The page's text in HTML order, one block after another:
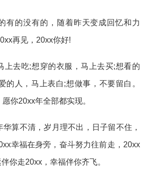
有的没有的，随着昨天变成回忆和力
再见，20xx你好!
上去吃;想穿的衣服，马上去买;想看的
的人，马上表白;想做事，不要留白。
你20xx年全部都实现。
算不清，岁月理不出，日子留不住，
幸福在身旁，奋斗努力往前走，20xx
你走20xx，幸福伴你齐飞。